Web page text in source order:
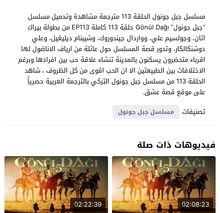
مسلسل جبل جونول الحلقة 113 مترجمة مشاهدة وتحميل مسلسل
“جبل جونول” Gönül Dağı حلقة 113 كاملة EP113 من بطولة بيراك
اتان، وجولسيم علي، وواردال جيندوروك، وشيبنام ديليغيل، وعلي
دوشنكالكار، وتدور قصة المسلسل حول عائلة من ارياف الاناضول لها
اقرباء متحضرون يسكنون بالمدينة تنشاء علاقة حب بين افرادها وبرغم
الاختلافات بين الطبيعتين الا ان الحب اقوى من كل الظروف ، شاهد
الحلقة 113 من مسلسل جبل جونول التركي بالترجمة العربية حصرياً
على موقع قصة عشق.
تصنيفات
مسلسل جبل جونول
فيديوهات ذات صلة
02:08:23
02:22:39